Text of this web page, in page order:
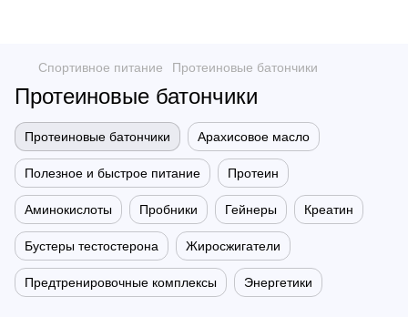
Спортивное питание Протеиновые батончики
Протеиновые батончики
Протеиновые батончики Арахисовое масло
Полезное и быстрое питание Протеин
Аминокислоты Пробники Гейнеры Креатин
Бустеры тестостерона Жиросжигатели
Предтренировочные комплексы Энергетики